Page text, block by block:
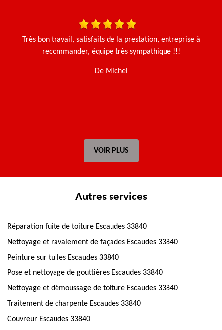
Très bon travail, satisfaits de la prestation, entreprise à
recommander, équipe très sympathique !!!
De Michel
VOIR PLUS
Autres services
Réparation fuite de toiture Escaudes 33840
Nettoyage et ravalement de façades Escaudes 33840
Peinture sur tuiles Escaudes 33840
Pose et nettoyage de gouttières Escaudes 33840
Nettoyage et démoussage de toiture Escaudes 33840
Traitement de charpente Escaudes 33840
Couvreur Escaudes 33840